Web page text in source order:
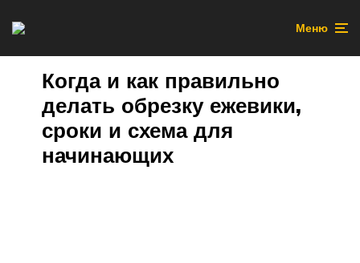
Меню
Когда и как правильно
делать обрезку ежевики,
сроки и схема для
начинающих